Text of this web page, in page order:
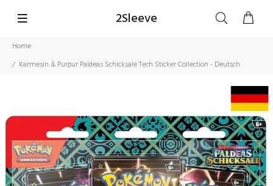
2Sleeve
Home
Karmesin & Purpur Paldeas Schicksale Tech Sticker Collection - Deutsch